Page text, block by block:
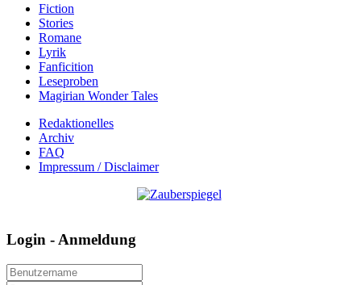
Fiction
Stories
Romane
Lyrik
Fanficition
Leseproben
Magirian Wonder Tales
Redaktionelles
Archiv
FAQ
Impressum / Disclaimer
Login - Anmeldung